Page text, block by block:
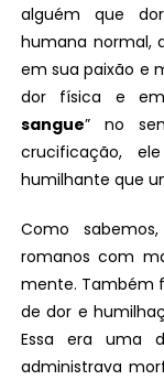
alguém que
humana normal,
em sua paixão e
dor física e
sangue” no
crucificação,
humilhante que
Como
romanos com
mente. Também
de dor e
Essa era uma
administrava